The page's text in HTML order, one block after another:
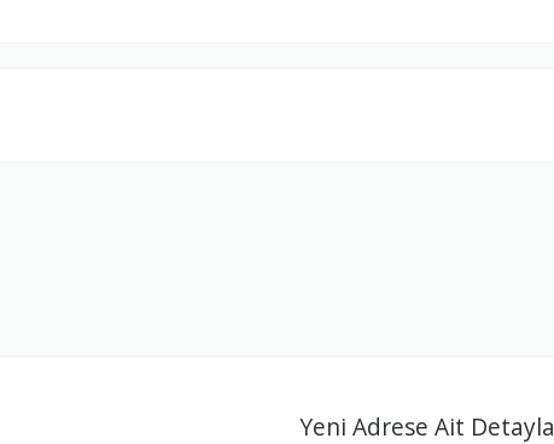
Yeni Adrese Ait